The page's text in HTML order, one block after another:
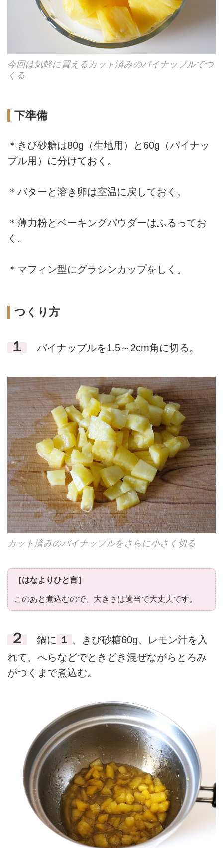
今回は気軽に買えるカット済みのパイナップルでつ
くる
下準備
＊きび砂糖は80g（生地用）と60g（パイナッ
プル用）に分けておく。
＊バターと溶き卵は室温に戻しておく。
＊薄力粉とベーキングパウダーはふるってお
く。
＊マフィン型にグラシンカップをしく。
つくり方
１ パイナップルを1.5～2cm角に切る。
カット済みのパイナップルをさらに小さく切る
［はなよりひと言］
このあと煮込むので、大きさは適当で大丈夫です。
２ 鍋に １ 、きび砂糖60g、レモン汁を入
れて、へらなどでときどき混ぜながらとろみ
がつくまで煮込む。